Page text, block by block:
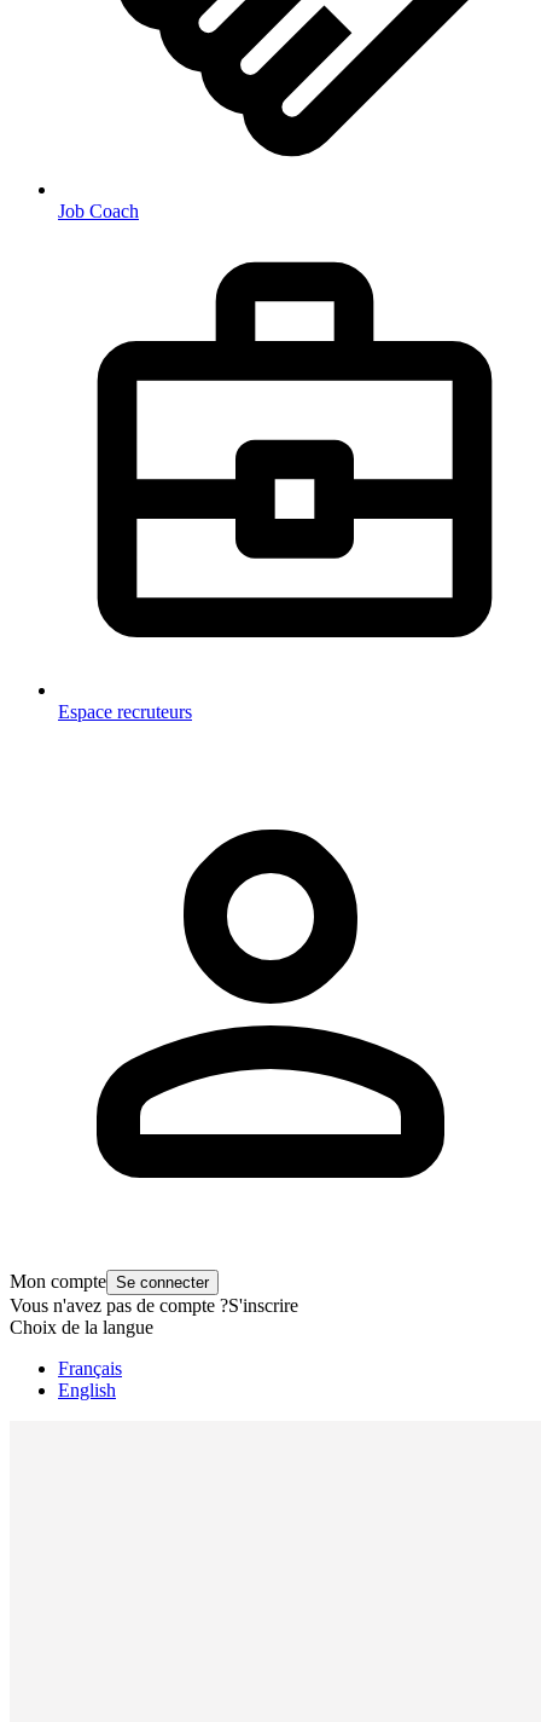
Job Coach
Espace recruteurs
Mon compte Se connecter
Vous n'avez pas de compte ?S'inscrire
Choix de la langue
Français
English